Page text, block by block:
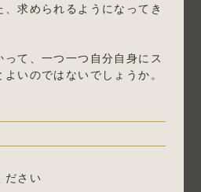
求められるようになってき
って、一つ一つ自分自身にス
いのではないでしょうか。
ださい